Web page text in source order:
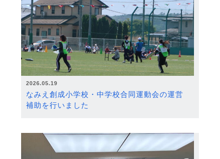
2026.05.19
なみえ創成小学校・中学校合同運動会の運営
補助を行いました